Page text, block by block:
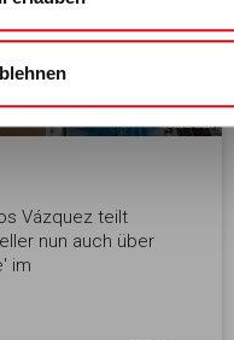
Vázquez teilt
nun auch über
im